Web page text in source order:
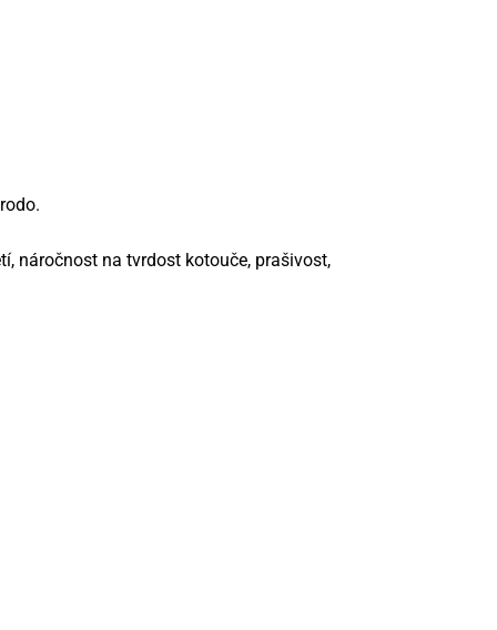
náročnost na tvrdost kotouče, prašivost,